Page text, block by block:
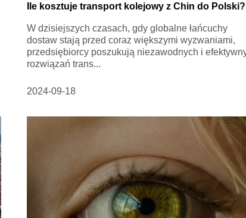
Ile kosztuje transport kolejowy z Chin do Polski?
W dzisiejszych czasach, gdy globalne łańcuchy
dostaw stają przed coraz większymi wyzwaniami,
przedsiębiorcy poszukują niezawodnych i
rozwiązań trans...
2024-09-18